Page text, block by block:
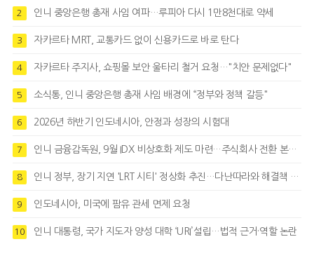
2 인니 중앙은행 총재 사임 여파…루피아 다시 1만8천대로 약세
3 자카르타 MRT, 교통카드 없이 신용카드로 바로 탄다
4 자카르타 주지사, 쇼핑몰 보안 울타리 철거 요청…"치안 문제없다"
5 소식통, 인니 중앙은행 총재 사임 배경에 “정부와 정책 갈등"
6 2026년 하반기 인도네시아, 안정과 성장의 시험대
7 인니 금융감독원, 9월 IDX 비상호화 제도 마련…주식회사 전환 본격화
8 인니 정부, 장기 지연 'LRT 시티' 정상화 추진…다난따라와 해결책 모색
9 인도네시아, 미국에 팜유 관세 면제 요청
10 인니 대통령, 국가 지도자 양성 대학 ‘URI’설립…법적 근거·역할 논란